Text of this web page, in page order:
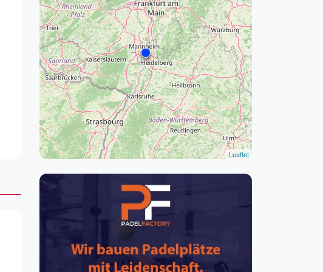
Leipzig
Dortmund
Essen
Leaflet